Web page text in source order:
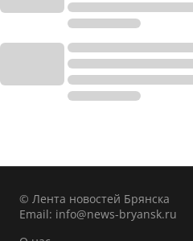
© Лента новостей Брянска
Email: info@news-bryansk.ru